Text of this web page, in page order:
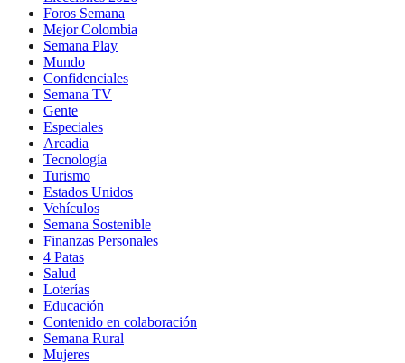
Foros Semana
Mejor Colombia
Semana Play
Mundo
Confidenciales
Semana TV
Gente
Especiales
Arcadia
Tecnología
Turismo
Estados Unidos
Vehículos
Semana Sostenible
Finanzas Personales
4 Patas
Salud
Loterías
Educación
Contenido en colaboración
Semana Rural
Mujeres